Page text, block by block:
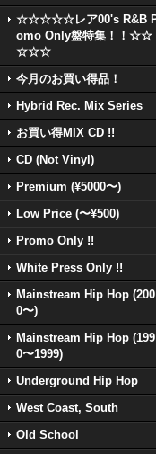
☆☆☆☆☆レア00's R&B
omo Only盤特集！！☆☆
☆☆☆
今月のお買い得品！
Hybrid Rec. Mix Series
お買い得MIX CD !!
CD (Not Vinyl)
Premium (¥5000〜)
Low Price (〜¥500)
Promo Only !!
White Press Only !!
Mainstream Hip Hop (200
0〜)
Mainstream Hip Hop (199
0〜1999)
Underground Hip Hop
West Coast, South
Old School